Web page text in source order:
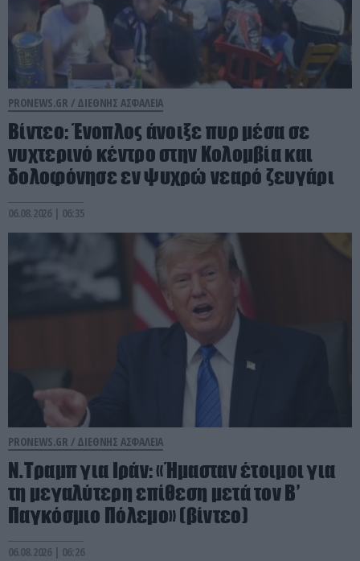
PRONEWS.GR / ΔΙΕΘΝΗΣ ΑΣΦΑΛΕΙΑ
Βίντεο: Ένοπλος άνοιξε πυρ μέσα σε
νυχτερινό κέντρο στην Κολομβία και
δολοφόνησε εν ψυχρώ νεαρό ζευγάρι
06.08.2026 | 06:35
PRONEWS.GR / ΔΙΕΘΝΗΣ ΑΣΦΑΛΕΙΑ
Ν.Τραμπ για Ιράν: «Ήμασταν έτοιμοι για
τη μεγαλύτερη επίθεση μετά τον Β’
Παγκόσμιο Πόλεμο» (βίντεο)
06.08.2026 | 06:26